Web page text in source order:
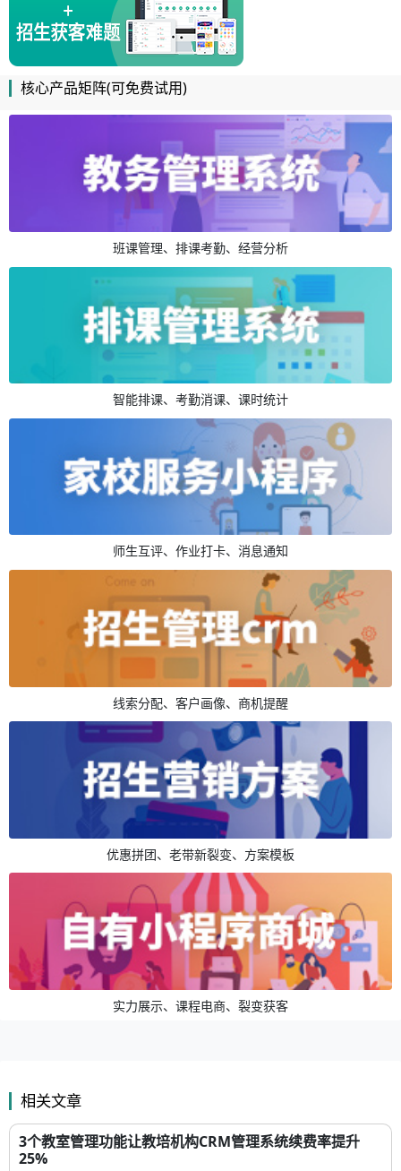
核心产品矩阵(可免费试用)
班课管理、排课考勤、经营分析
智能排课、考勤消课、课时统计
师生互评、作业打卡、消息通知
线索分配、客户画像、商机提醒
优惠拼团、老带新裂变、方案模板
实力展示、课程电商、裂变获客
相关文章
3个教室管理功能让教培机构CRM管理系统续费率提升
25%